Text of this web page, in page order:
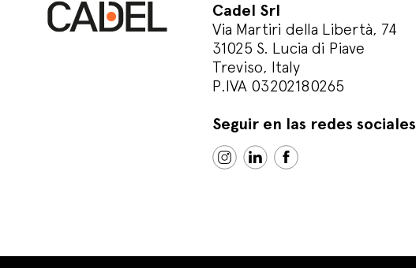
Cadel Srl
Via Martiri della Libertà, 74
31025 S. Lucia di Piave
Treviso, Italy
P.IVA 03202180265
Seguir en las redes sociales